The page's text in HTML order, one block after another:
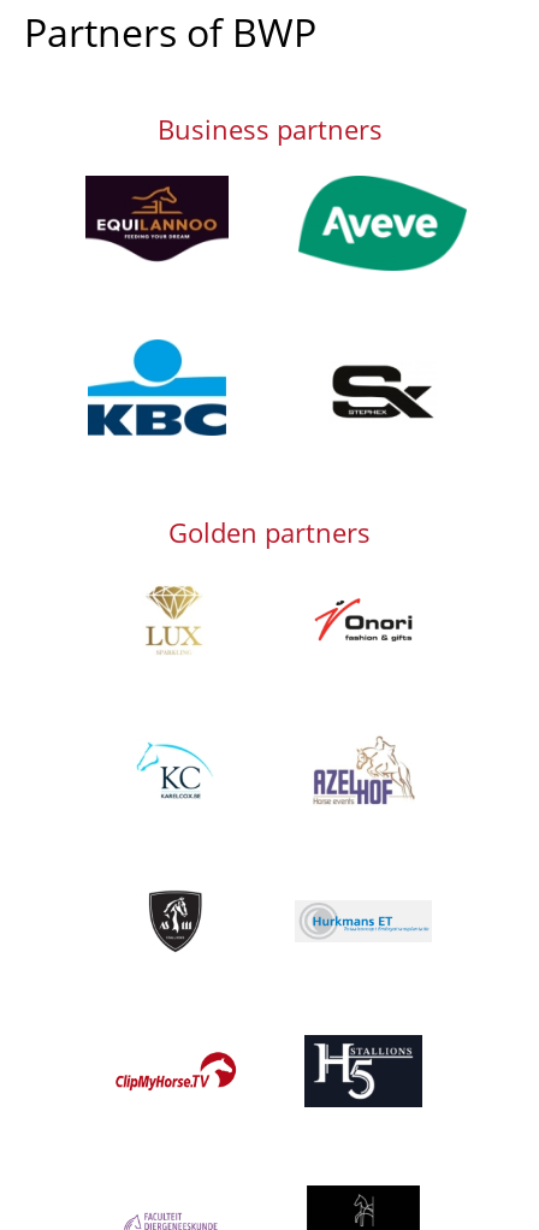
Partners of BWP
Business partners
Afbeelding Afbeelding
Afbeelding
Golden partners
Afbeelding Afbeelding
Afbeelding Afbeelding
Afbeelding
Afbeelding
Afbeelding
Afbeelding Afbeelding